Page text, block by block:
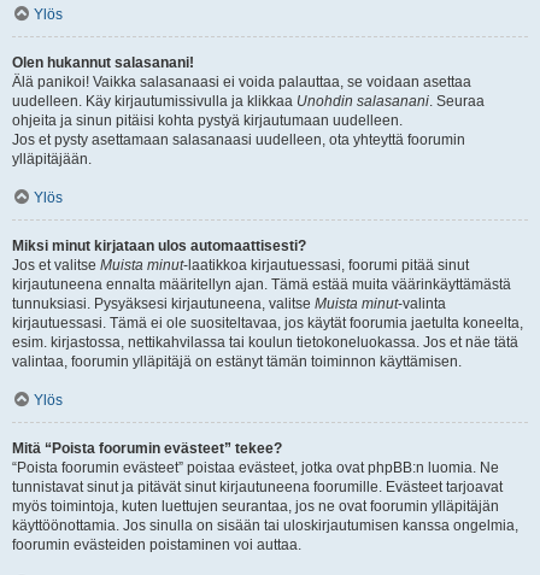
Ylös
Olen hukannut salasanani!
Älä panikoi! Vaikka salasanaasi ei voida palauttaa, se voidaan asettaa
uudelleen. Käy kirjautumissivulla ja klikkaa Unohdin salasanani. Seuraa
ohjeita ja sinun pitäisi kohta pystyä kirjautumaan uudelleen.
Jos et pysty asettamaan salasanaasi uudelleen, ota yhteyttä foorumin
ylläpitäjään.
Ylös
Miksi minut kirjataan ulos automaattisesti?
Jos et valitse Muista minut-laatikkoa kirjautuessasi, foorumi pitää sinut
kirjautuneena ennalta määritellyn ajan. Tämä estää muita väärinkäyttämästä
tunnuksiasi. Pysyäksesi kirjautuneena, valitse Muista minut-valinta
kirjautuessasi. Tämä ei ole suositeltavaa, jos käytät foorumia jaetulta koneelta,
esim. kirjastossa, nettikahvilassa tai koulun tietokoneluokassa. Jos et näe tätä
valintaa, foorumin ylläpitäjä on estänyt tämän toiminnon käyttämisen.
Ylös
Mitä “Poista foorumin evästeet” tekee?
“Poista foorumin evästeet” poistaa evästeet, jotka ovat phpBB:n luomia. Ne
tunnistavat sinut ja pitävät sinut kirjautuneena foorumille. Evästeet tarjoavat
myös toimintoja, kuten luettujen seurantaa, jos ne ovat foorumin ylläpitäjän
käyttöönottamia. Jos sinulla on sisään tai uloskirjautumisen kanssa ongelmia,
foorumin evästeiden poistaminen voi auttaa.